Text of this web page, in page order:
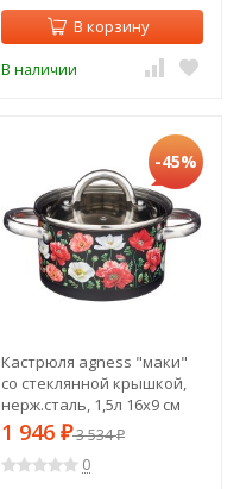
В корзину
В наличии
-45%
Кастрюля agness "маки"
со стеклянной крышкой,
нерж.сталь, 1,5л 16х9 см
Agness (916-305)
1 946 ₽3 534₽
0